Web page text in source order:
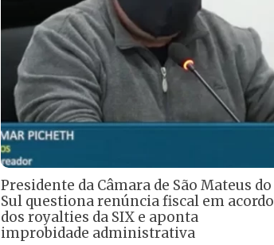
Presidente da Câmara de São Mateus do
Sul questiona renúncia fiscal em acordo
dos royalties da SIX e aponta
improbidade administrativa